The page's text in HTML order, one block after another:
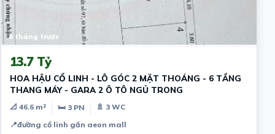
6 tháng trước
13.7 Tỷ
HOA HẬU CỔ LINH - LÔ GÓC 2 MẶT THOÁNG - 6 TẦNG
THANG MÁY - GARA 2 Ô TÔ NGỦ TRONG
📐 46.6 m² 🛏 3 PN
🚿 3 WC
📍đường cổ linh gần aeon mall